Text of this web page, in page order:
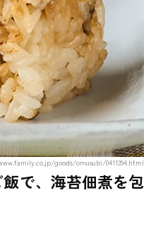
goods/omusubi/0411394.html
で、海苔佃煮を包